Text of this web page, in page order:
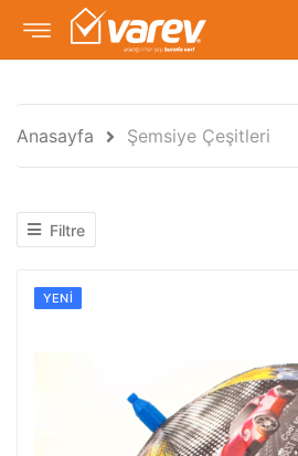
Anasayfa Şemsiye Çeşitleri
Filtre
YENI